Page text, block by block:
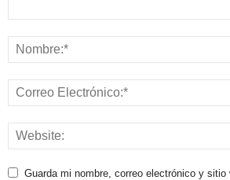
Guarda mi nombre, correo electrónico y sitio